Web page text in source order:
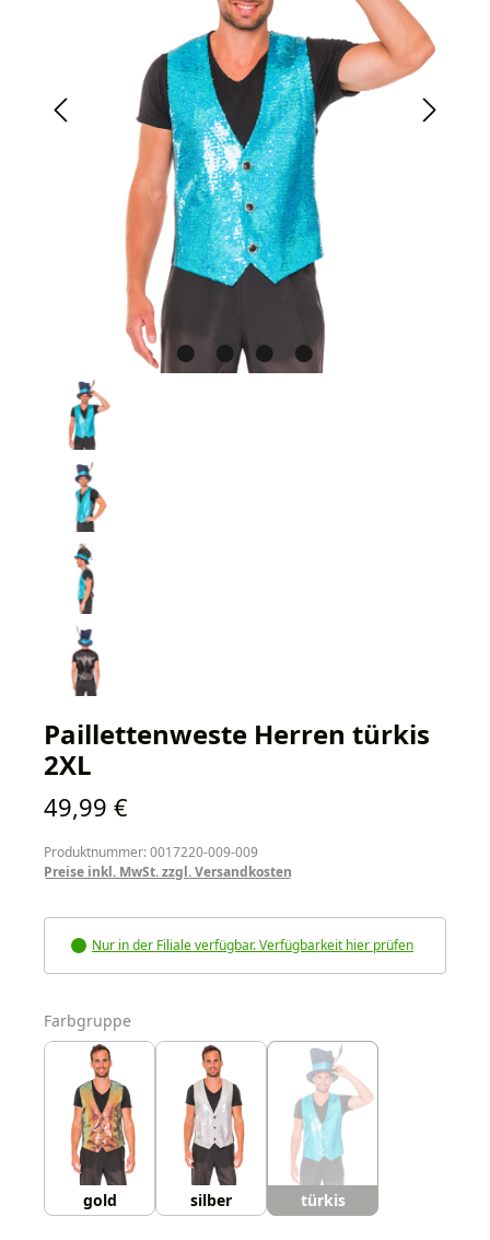
Paillettenweste Herren türkis
2XL
Regulärer Preis:
49,99 €
Produktnummer: 0017220-009-009
Preise inkl. MwSt. zzgl. Versandkosten
Nur in der Filiale verfügbar. Verfügbarkeit hier prüfen
Farbgruppe
gold silber türkis